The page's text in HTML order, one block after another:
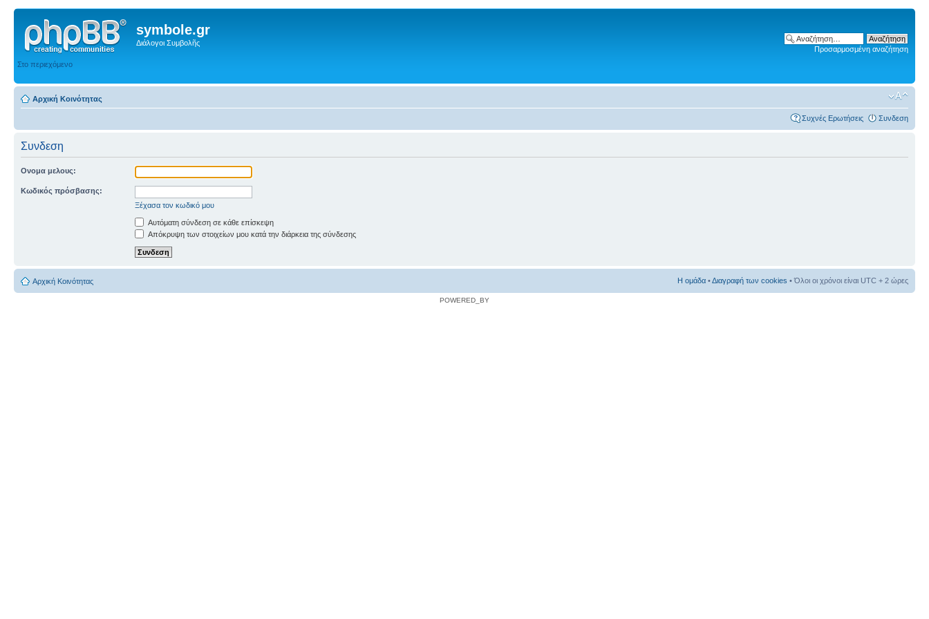
symbole.gr
Διάλογοι Συμβολῆς
Στο περιεχόμενο
Προσαρμοσμένη αναζήτηση
Αρχική Κοινότητας
Συχνές Ερωτήσεις Συνδεση
Συνδεση
Ονομα μελους:
Κωδικός πρόσβασης:
Ξέχασα τον κωδικό μου
Αυτόματη σύνδεση σε κάθε επίσκεψη
Απόκρυψη των στοιχείων μου κατά την διάρκεια της σύνδεσης
Αρχική Κοινότητας Η ομάδα •Διαγραφή των cookies • Όλοι οι χρόνοι είναι UTC + 2 ώρες
POWERED_BY